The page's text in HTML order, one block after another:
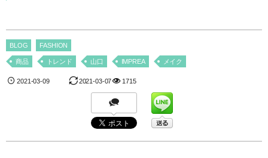
BLOG FASHION
商品 トレンド 山口 IMPREA メイク
2021-03-09 2021-03-07 1715